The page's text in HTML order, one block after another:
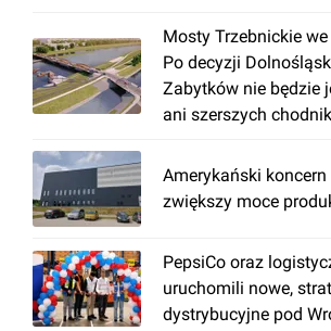
Mosty Trzebnickie
Po decyzji
Zabytków nie będzie
ani szerszych
Amerykański
zwiększy moce
PepsiCo oraz
uruchomili nowe,
dystrybucyjne pod